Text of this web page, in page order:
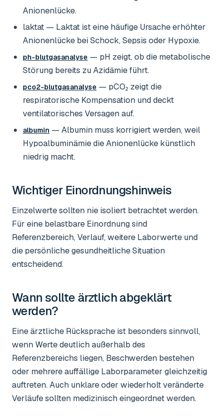
Anionenlücke.
laktat — Laktat ist eine häufige Ursache erhöhter
Anionenlücke bei Schock, Sepsis oder Hypoxie.
ph-blutgasanalyse — pH zeigt, ob die metabolische
Störung bereits zu Azidämie führt.
pco2-blutgasanalyse — pCO₂ zeigt die
respiratorische Kompensation und deckt
ventilatorisches Versagen auf.
albumin — Albumin muss korrigiert werden, weil
Hypoalbuminämie die Anionenlücke künstlich
niedrig macht.
Wichtiger Einordnungshinweis
Einzelwerte sollten nie isoliert betrachtet werden.
Für eine belastbare Einordnung sind
Referenzbereich, Verlauf, weitere Laborwerte und
die persönliche gesundheitliche Situation
entscheidend.
Wann sollte ärztlich abgeklärt
werden?
Eine ärztliche Rücksprache ist besonders sinnvoll,
wenn Werte deutlich außerhalb des
Referenzbereichs liegen, Beschwerden bestehen
oder mehrere auffällige Laborparameter gleichzeitig
auftreten. Auch unklare oder wiederholt veränderte
Verläufe sollten medizinisch eingeordnet werden.